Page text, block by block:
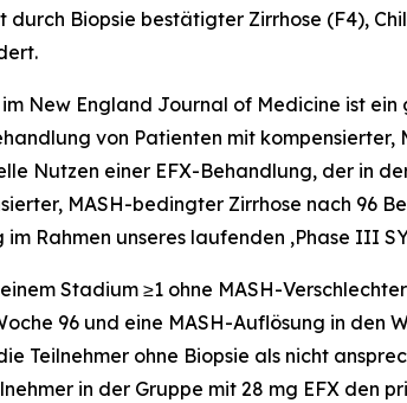
durch Biopsie bestätigter Zirrhose (F4),
New England Journal of Medicine ist ein
von Patienten mit
Nutzen einer EFX-Behandlung, der in
MASH-bedingter Zirrhose nach 96
Rahmen unseres laufenden ,Phase III
Stadium ≥1 ohne MASH-
96 und eine MASH-Auflösung in den
Teilnehmer ohne Biopsie als nicht
in der Gruppe mit 28 mg EFX den